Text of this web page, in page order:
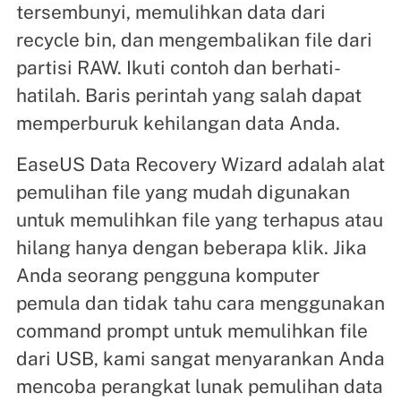
tersembunyi, memulihkan data dari
recycle bin, dan mengembalikan file dari
partisi RAW. Ikuti contoh dan berhati-
hatilah. Baris perintah yang salah dapat
memperburuk kehilangan data Anda.
EaseUS Data Recovery Wizard adalah alat
pemulihan file yang mudah digunakan
untuk memulihkan file yang terhapus atau
hilang hanya dengan beberapa klik. Jika
Anda seorang pengguna komputer
pemula dan tidak tahu cara menggunakan
command prompt untuk memulihkan file
dari USB, kami sangat menyarankan Anda
mencoba perangkat lunak pemulihan data